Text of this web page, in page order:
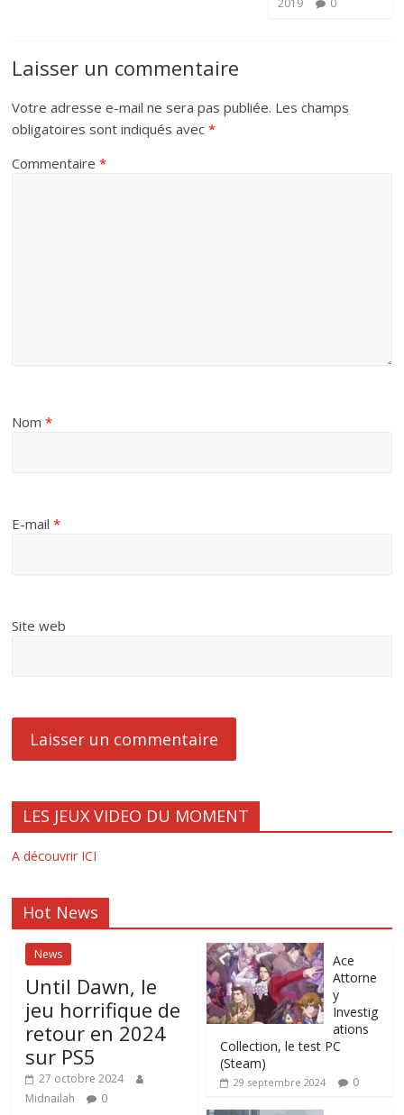
2019 0
Laisser un commentaire
Votre adresse e-mail ne sera pas publiée. Les champs
obligatoires sont indiqués avec*
Commentaire*
Nom*
E-mail*
Site web
LES JEUX VIDEO DU MOMENT
A découvrir ICI
Hot News
News
Until Dawn, le
jeu horrifique de
retour en 2024
sur PS5
27 octobre 2024
Midnailah
0
Ace
Attorne
y
Investig
ations
Collection, le test PC
(Steam)
29 septembre 2024 0